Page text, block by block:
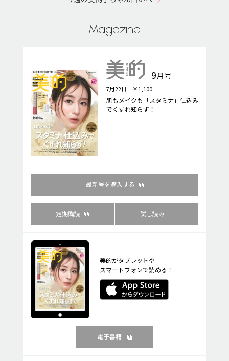
Magazine
9月号
7月22日 ￥1,100
肌もメイクも「スタミナ」仕込み
でくずれ知らず！
最新号を購入する
定期購読 試し読み
美的がタブレットや
スマートフォンで読める！
電子書籍